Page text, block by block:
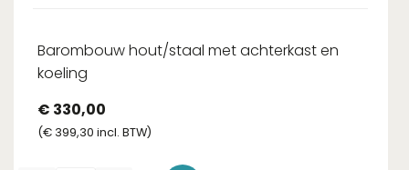
Barombouw hout/staal met achterkast en
koeling
€ 330,00
(€ 399,30 incl. BTW)